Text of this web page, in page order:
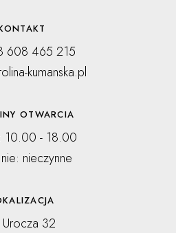
608 465 215
kumanska.pl
OTWARCIA
10.00 - 18.00
nieczynne
Urocza 32